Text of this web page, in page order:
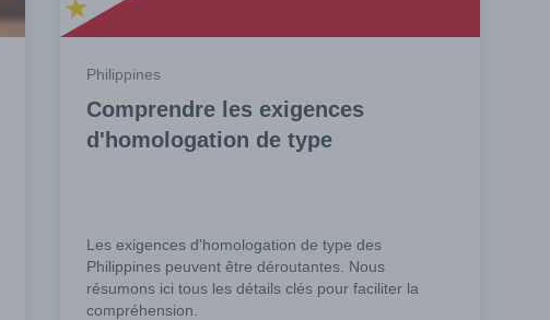
Philippines
Comprendre les exigences
d'homologation de type
Les exigences d'homologation de type des
Philippines peuvent être déroutantes. Nous
résumons ici tous les détails clés pour faciliter la
compréhension.